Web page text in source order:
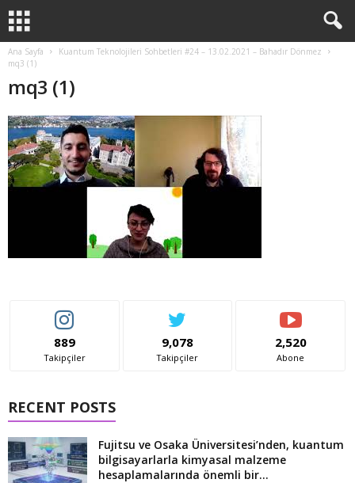
Ana Sayfa
Kuantum Teknolojileri Sohbetleri #24 – 13.02.2021 – Bahadır Dönmez
mq3 (1)
mq3 (1)
889
Takipçiler
9,078
Takipçiler
2,520
Abone
RECENT POSTS
Fujitsu ve Osaka Üniversitesi’nden, kuantum
bilgisayarlarla kimyasal malzeme
hesaplamalarında önemli bir...